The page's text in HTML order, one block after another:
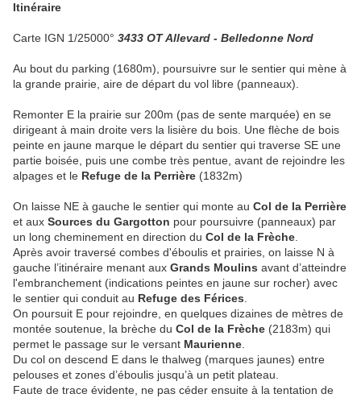
Itinéraire
Carte IGN 1/25000° 3433 OT Allevard - Belledonne Nord
Au bout du parking (1680m), poursuivre sur le sentier qui mène à
la grande prairie, aire de départ du vol libre (panneaux).
Remonter E la prairie sur 200m (pas de sente marquée) en se
dirigeant à main droite vers la lisière du bois. Une flèche de bois
peinte en jaune marque le départ du sentier qui traverse SE une
partie boisée, puis une combe très pentue, avant de rejoindre les
alpages et le Refuge de la Perrière (1832m)
On laisse NE à gauche le sentier qui monte au Col de la Perrière
et aux Sources du Gargotton pour poursuivre (panneaux) par
un long cheminement en direction du Col de la Frèche
Après avoir traversé combes d'éboulis et prairies, on laisse N à
gauche l’itinéraire menant aux Grands Moulins avant d’atteindre
l'embranchement (indications peintes en jaune sur rocher) avec
le sentier qui conduit au Refuge des Férices
On poursuit E pour rejoindre, en quelques dizaines de mètres de
montée soutenue, la brèche du Col de la Frèche (2183m) qui
permet le passage sur le versant Maurienne
Du col on descend E dans le thalweg (marques jaunes) entre
pelouses et zones d’éboulis jusqu’à un petit plateau.
Faute de trace évidente, ne pas céder ensuite à la tentation de